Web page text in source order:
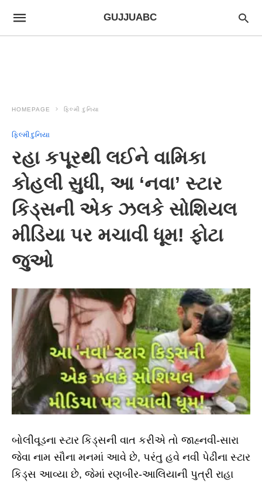
GUJJUABC
HOMEPAGE ફિલ્મી દુનિયા
ફિલ્મી દુનિયા
રહા કપૂરથી લઈને વામિકા
કોહલી સુધી, આ ‘નવા’ સ્ટાર
કિડ્સની એક ઝલકે સોશિયલ
મીડિયા પર મચાવી ધૂમ! ફોટા
જુઓ
બોલીવૂડના સ્ટાર કિડ્સની વાત કરીએ તો જાહ્નવી-સારા
જેવા નામ સૌના મનમાં આવે છે, પરંતુ હવે નવી પેઢીના સ્ટાર
કિડ્સ આવ્યા છે, જેમાં રણબીર-આલિયાની પુત્રી રાહા